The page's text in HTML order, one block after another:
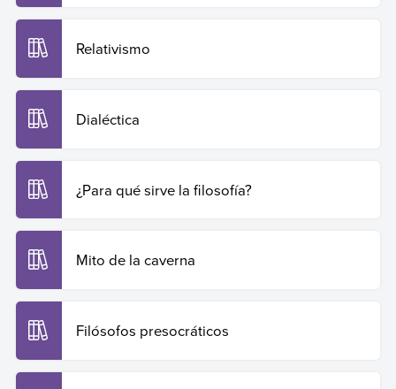
Relativismo
Dialéctica
¿Para qué sirve la filosofía?
Mito de la caverna
Filósofos presocráticos